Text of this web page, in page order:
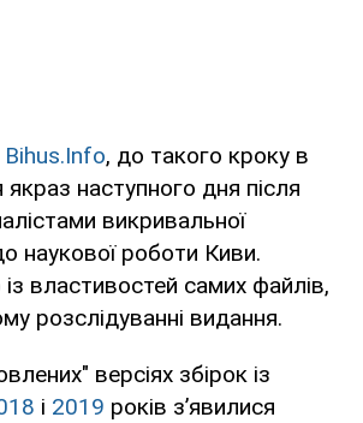
Bihus.Info, до такого кроку в
наступного дня після
викривальної
наукової роботи Киви.
властивостей самих файлів,
розслідуванні видання.
версіях збірок із
і 2019 років з’явилися